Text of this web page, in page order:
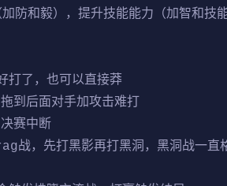
防和毅），提升技能能力（加智和技
打了，也可以直接莽
到后面对手加攻击难打
赛中断
战，先打黑影再打黑洞，黑洞战一